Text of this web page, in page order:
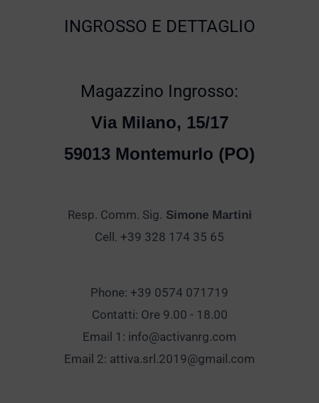
INGROSSO E DETTAGLIO
Magazzino Ingrosso:
Via Milano, 15/17
59013 Montemurlo (PO)
Resp. Comm. Sig. Simone Martini
Cell. +39 328 174 35 65
Phone: +39 0574 071719
Contatti: Ore 9.00 - 18.00
Email 1: info@activanrg.com
Email 2: attiva.srl.2019@gmail.com